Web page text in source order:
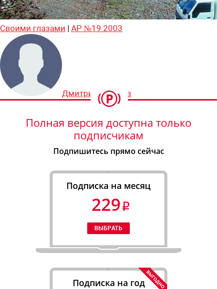
Своими глазами | АР №19 2003
Дмитрий Шевцов
Полная версия доступна только
подписчикам
Подпишитесь прямо сейчас
Подписка на месяц
229
Подписка на год